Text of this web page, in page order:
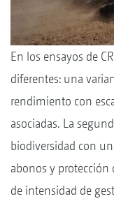
En los ensayos de
diferentes: una
rendimiento con
asociadas. La
biodiversidad con
abonos y protección
de intensidad de